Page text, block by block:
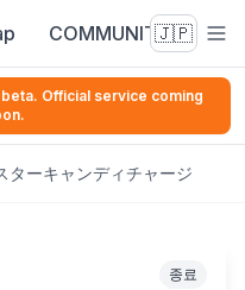
COMMUNITY🇯🇵
Official service coming
ターキャンディチャージ
종료